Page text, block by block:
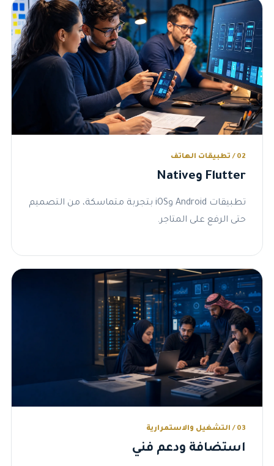
02 / تطبيقات الهاتف
Flutter وNative
تطبيقات Android وiOS بتجربة متماسكة، من التصميم
حتى الرفع على المتاجر.
03 / التشغيل والاستمرارية
استضافة ودعم فني